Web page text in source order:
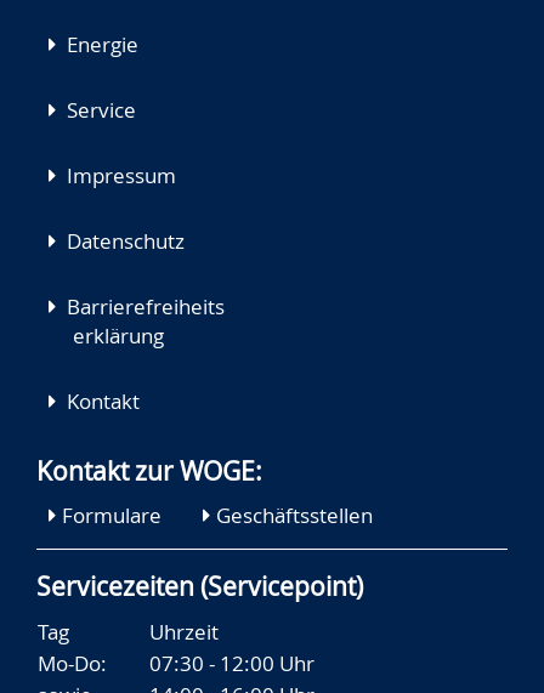
Energie
Service
Impressum
Datenschutz
Barrierefreiheits
erklärung
Kontakt
Kontakt zur WOGE:
Formulare Geschäftsstellen
Servicezeiten (Servicepoint)
Tag
Uhrzeit
Mo-Do:
07:30 - 12:00 Uhr